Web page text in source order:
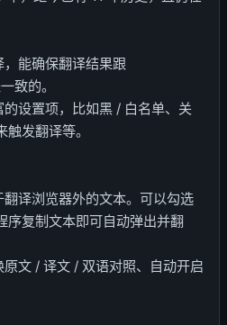
能确保翻译结果跟
致的。
设置项，比如黑 / 白名单、关
发翻译等。
译浏览器外的文本。可以勾选
序复制文本即可自动弹出并翻
文 / 译文 / 双语对照、自动开启